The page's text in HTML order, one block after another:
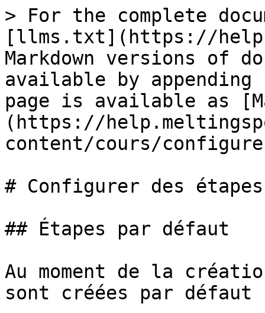
> For the complete
[llms.txt](https://
Markdown versions of
available by
page is available as
(https://
content/cours/
# Configurer des étapes
## Étapes par défaut
Au moment de la
sont créées par défaut